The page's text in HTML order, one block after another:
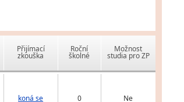
Přijímací
zkouška
Roční
školné
Možnost
studia pro ZP
koná se 0 Ne